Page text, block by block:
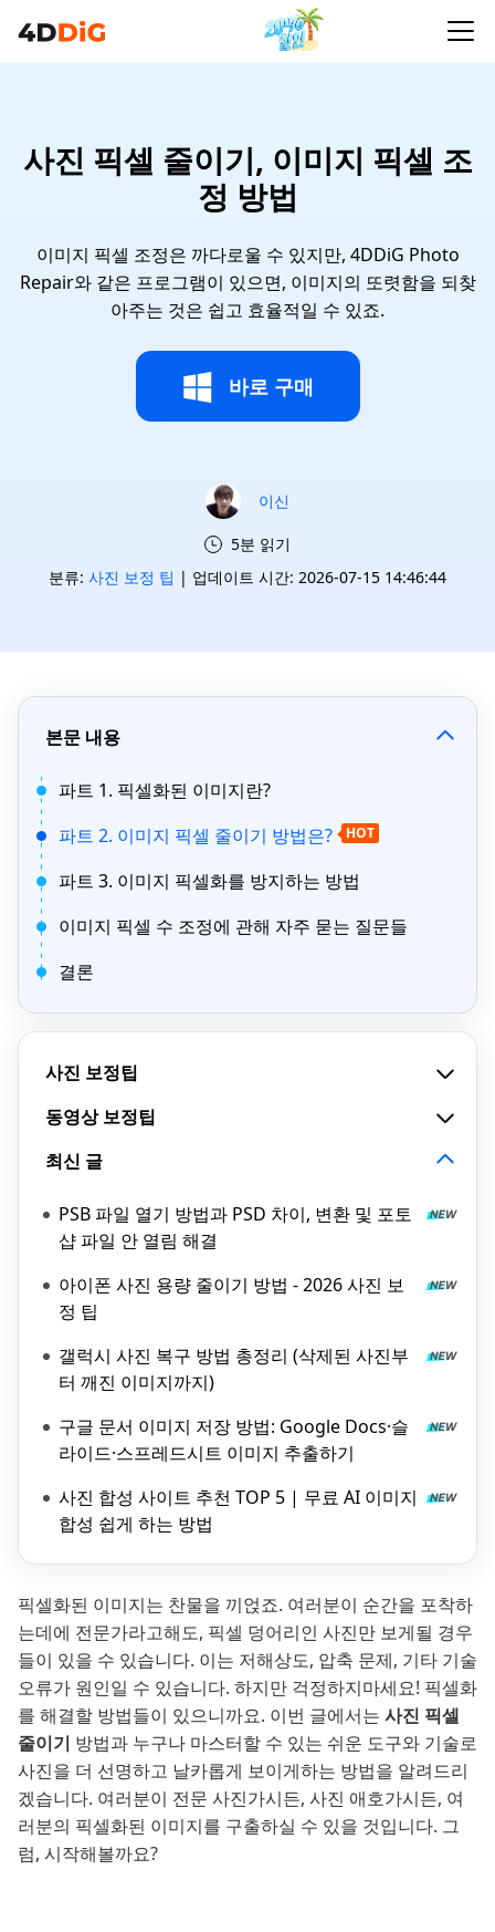
사진 픽셀 줄이기, 이미지 픽셀 조
정 방법
이미지 픽셀 조정은 까다로울 수 있지만, 4DDiG Photo
Repair와 같은 프로그램이 있으면, 이미지의 또렷함을 되찾
아주는 것은 쉽고 효율적일 수 있죠.
바로 구매
이신
5분 읽기
분류: 사진 보정 팁 | 업데이트 시간: 2026-07-15 14:46:44
본문 내용
파트 1. 픽셀화된 이미지란?
파트 2. 이미지 픽셀 줄이기 방법은?
HOT
파트 3. 이미지 픽셀화를 방지하는 방법
이미지 픽셀 수 조정에 관해 자주 묻는 질문들
결론
사진 보정팁
동영상 보정팁
최신 글
PSB 파일 열기 방법과 PSD 차이, 변환 및 포토
샵 파일 안 열림 해결
아이폰 사진 용량 줄이기 방법 - 2026 사진 보
정 팁
갤럭시 사진 복구 방법 총정리 (삭제된 사진부
터 깨진 이미지까지)
구글 문서 이미지 저장 방법: Google Docs·슬
라이드·스프레드시트 이미지 추출하기
사진 합성 사이트 추천 TOP 5 | 무료 AI 이미지
합성 쉽게 하는 방법
픽셀화된 이미지는 찬물을 끼얹죠. 여러분이 순간을 포착하
는데에 전문가라고해도, 픽셀 덩어리인 사진만 보게될 경우
들이 있을 수 있습니다. 이는 저해상도, 압축 문제, 기타 기술
오류가 원인일 수 있습니다. 하지만 걱정하지마세요! 픽셀화
를 해결할 방법들이 있으니까요. 이번 글에서는 사진 픽셀
줄이기 방법과 누구나 마스터할 수 있는 쉬운 도구와 기술로
사진을 더 선명하고 날카롭게 보이게하는 방법을 알려드리
겠습니다. 여러분이 전문 사진가시든, 사진 애호가시든, 여
러분의 픽셀화된 이미지를 구출하실 수 있을 것입니다. 그
럼, 시작해볼까요?